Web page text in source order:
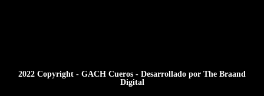
2022 Copyright - GACH Cueros - Desarrollado por The Braand
Digital